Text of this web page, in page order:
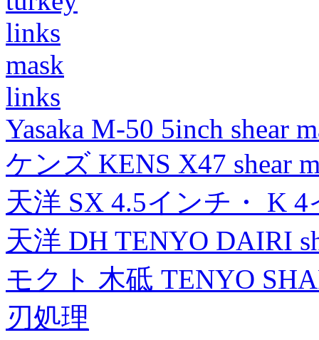
links
mask
links
Yasaka M-50 5inch shear
ケンズ KENS X47 shear
天洋 SX 4.5インチ・ K
天洋 DH TENYO DAIRI
モクト 木砥 TENYO
刃処理